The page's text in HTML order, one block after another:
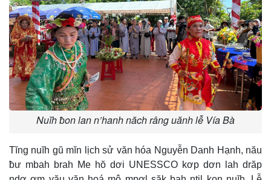
Nuĭh ƀon lan n’hanh năch râng uănh lễ Vía Bà
Tĭng nuĭh gŭ mĭn lịch sử văn hóa Nguyễn Danh Hạnh, nău
ƀư mbah brah Me hŏ dơi UNESSCO kơp dơn lah drăp